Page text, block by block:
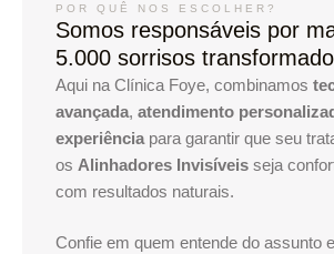
POR QUÊ NOS ESCOLHER?
Somos responsáveis por
5.000 sorrisos
Aqui na Clínica Foye, combinamos
avançada, atendimento
experiência para garantir que seu
os Alinhadores Invisíveis seja
com resultados naturais.
Confie em quem entende do assunto